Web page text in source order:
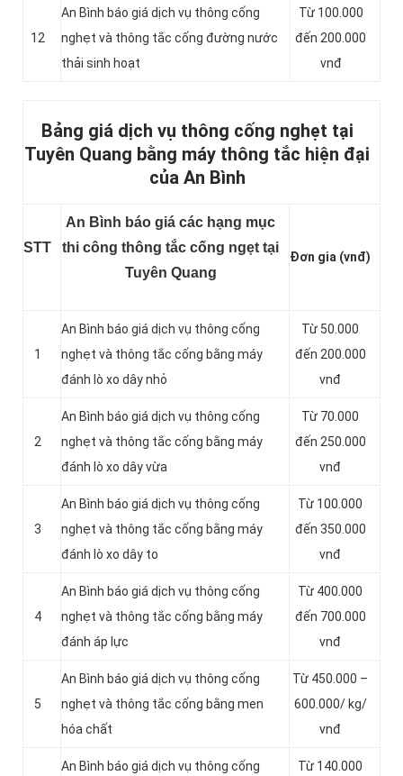
12
‎An Bình báo giá dịch vụ thông cống
nghẹt và thông tắc cống đường nước
thải sinh hoạt
Từ 100.000
đến 200.000
vnđ
Bảng giá dịch vụ thông cống nghẹt tại
Tuyên Quang bằng máy thông tắc hiện đại
của An Bình
STT
An Bình báo giá các hạng mục
thi công thông tắc cống ngẹt tại
Tuyên Quang
Đơn gia (vnđ)
1
An Bình báo giá dịch vụ thông cống
nghẹt và thông tắc cống bằng máy
đánh lò xo dây nhỏ
Từ 50.000
đến 200.000
vnđ
2
An Bình báo giá dịch vụ thông cống
nghẹt và thông tắc cống bằng máy
đánh lò xo dây vừa
Từ 70.000
đến 250.000
vnđ
3
An Bình báo giá dịch vụ thông cống
nghẹt và thông tắc cống bằng máy
đánh lò xo dây to
Từ 100.000
đến 350.000
vnđ
4
An Bình báo giá dịch vụ thông cống
nghẹt và thông tắc cống bằng máy
đánh áp lực
Từ 400.000
đến 700.000
vnđ
5
An Bình báo giá dịch vụ thông cống
nghẹt và thông tắc cống bằng men
hóa chất
Từ 450.000 –
600.000/ kg/
vnđ
An Bình báo giá dịch vụ thông cống
Từ 140.000